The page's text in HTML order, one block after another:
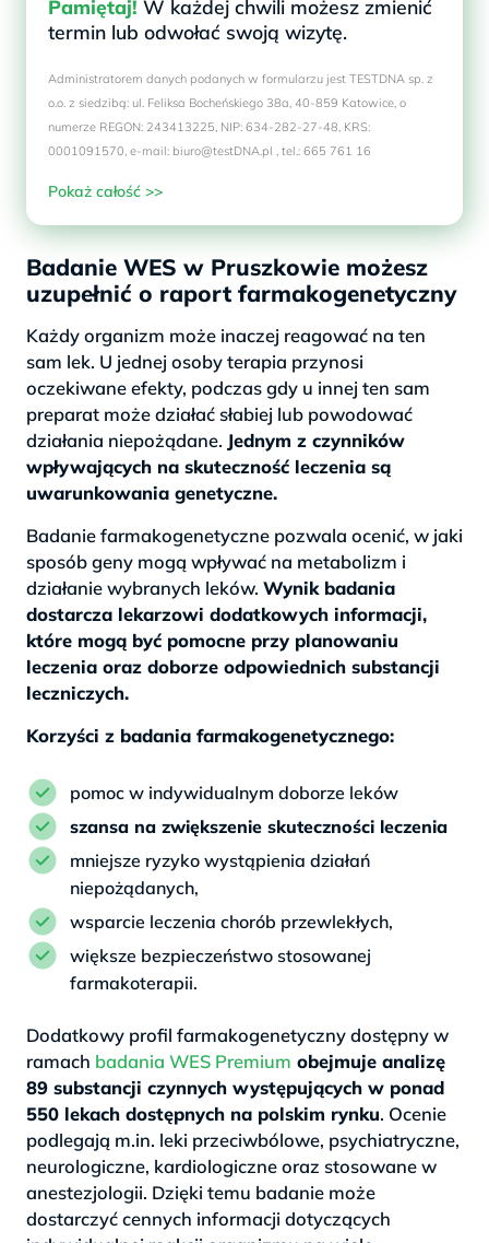
Pamiętaj! W każdej chwili możesz zmienić
termin lub odwołać swoją wizytę.
Administratorem danych podanych w formularzu jest TESTDNA sp. z
o.o. z siedzibą: ul. Feliksa Bocheńskiego 38a, 40-859 Katowice, o
numerze REGON: 243413225, NIP: 634-282-27-48, KRS:
0001091570, e-mail: biuro@testDNA.pl , tel.: 665 761 16
Pokaż całość >>
Badanie WES w Pruszkowie możesz
uzupełnić o raport farmakogenetyczny
Każdy organizm może inaczej reagować na ten
sam lek. U jednej osoby terapia przynosi
oczekiwane efekty, podczas gdy u innej ten sam
preparat może działać słabiej lub powodować
działania niepożądane. Jednym z czynników
wpływających na skuteczność leczenia są
uwarunkowania genetyczne.
Badanie farmakogenetyczne pozwala ocenić, w jaki
sposób geny mogą wpływać na metabolizm i
działanie wybranych leków. Wynik badania
dostarcza lekarzowi dodatkowych informacji,
które mogą być pomocne przy planowaniu
leczenia oraz doborze odpowiednich substancji
leczniczych.
Korzyści z badania farmakogenetycznego:
pomoc w indywidualnym doborze leków
szansa na zwiększenie skuteczności leczenia
mniejsze ryzyko wystąpienia działań
niepożądanych,
wsparcie leczenia chorób przewlekłych,
większe bezpieczeństwo stosowanej
farmakoterapii.
Dodatkowy profil farmakogenetyczny dostępny w
ramach badania WES Premium obejmuje analizę
89 substancji czynnych występujących w ponad
550 lekach dostępnych na polskim rynku. Ocenie
podlegają m.in. leki przeciwbólowe, psychiatryczne,
neurologiczne, kardiologiczne oraz stosowane w
anestezjologii. Dzięki temu badanie może
dostarczyć cennych informacji dotyczących